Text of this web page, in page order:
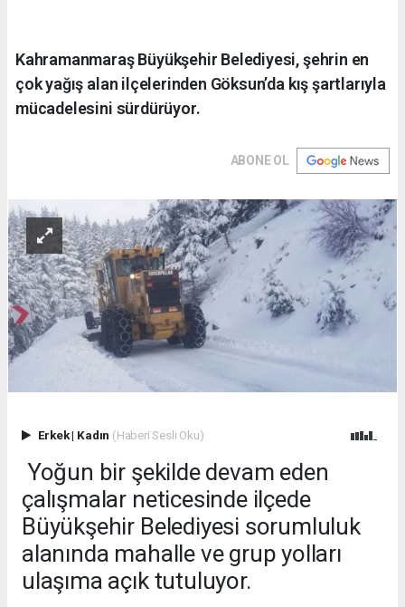
Kahramanmaraş Büyükşehir Belediyesi, şehrin en
çok yağış alan ilçelerinden Göksun’da kış şartlarıyla
mücadelesini sürdürüyor.
ABONE OL
Erkek| Kadın (Haberi Sesli Oku)
Yoğun bir şekilde devam eden
çalışmalar neticesinde ilçede
Büyükşehir Belediyesi sorumluluk
alanında mahalle ve grup yolları
ulaşıma açık tutuluyor.